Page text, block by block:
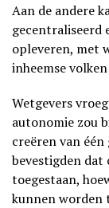
Aan de andere
gecentraliseerd
opleveren, met
inheemse
Wetgevers
autonomie zou
creëren van
bevestigden dat
toegestaan,
kunnen worden